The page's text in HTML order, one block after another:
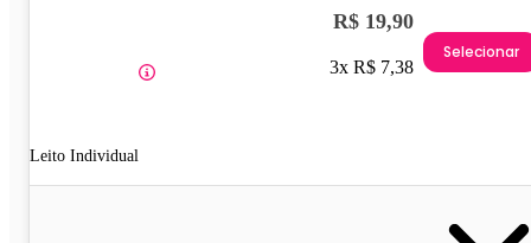
Leito Individual
R$ 19,90
3x R$ 7,38
Selecionar